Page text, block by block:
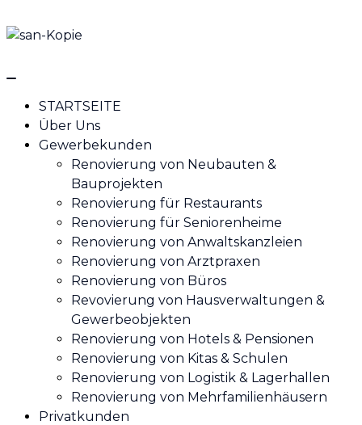
STARTSEITE
Über Uns
Gewerbekunden
Renovierung von Neubauten &
Bauprojekten
Renovierung für Restaurants
Renovierung für Seniorenheime
Renovierung von Anwaltskanzleien
Renovierung von Arztpraxen
Renovierung von Büros
Revovierung von Hausverwaltungen &
Gewerbeobjekten
Renovierung von Hotels & Pensionen
Renovierung von Kitas & Schulen
Renovierung von Logistik & Lagerhallen
Renovierung von Mehrfamilienhäusern
Privatkunden